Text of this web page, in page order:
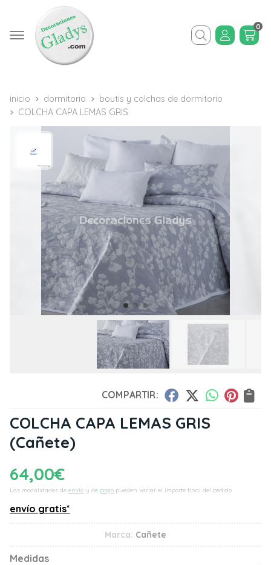
Buscar
0
inicio dormitorio
boutis y colchas de dormitorio
COLCHA CAPA LEMAS GRIS
COMPARTIR:
COLCHA CAPA LEMAS GRIS
(Cañete)
64,00€
Las modalidades de envío y de pago pueden variar el importe final del pedido.
envío gratis*
Marca: Cañete
Medidas